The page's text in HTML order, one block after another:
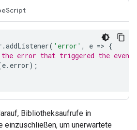
.addListener( 'error' , e => {
error that triggered the event.
e. error);
Bibliotheksaufrufe in
einzuschließen, um unerwartete